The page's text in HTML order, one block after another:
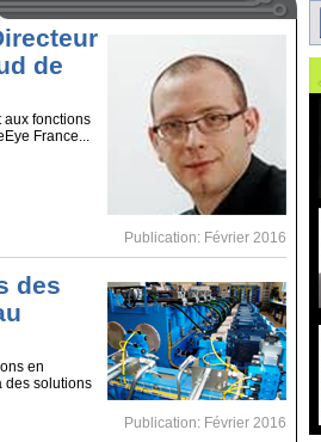
de
aux fonctions
France...
Publication: Février 2016
des
en
des solutions
Publication: Février 2016